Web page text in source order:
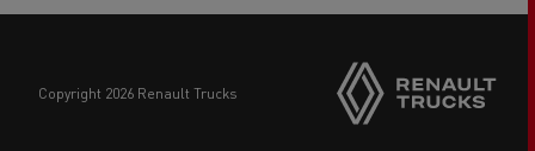
copyright 2026 Renault Trucks